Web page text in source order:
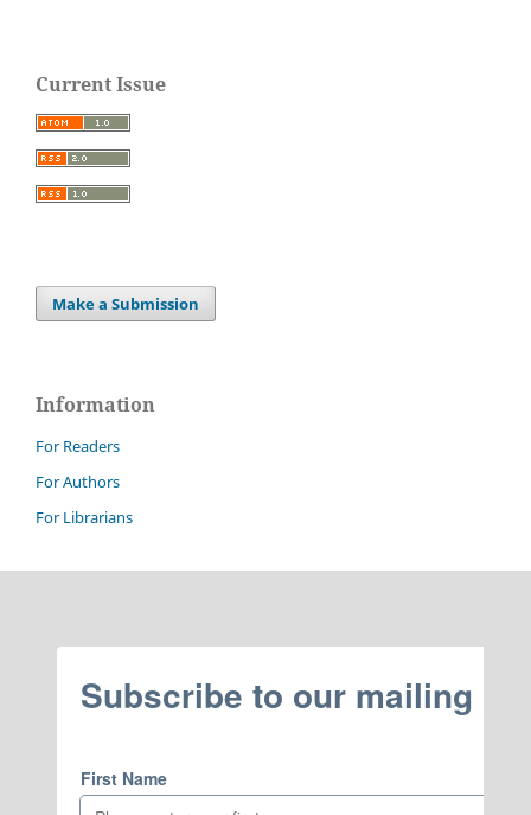
Current Issue
Make a Submission
Information
For Readers
For Authors
For Librarians